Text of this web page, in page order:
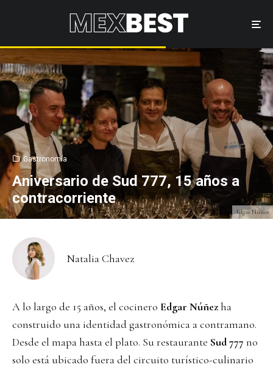
Edgar Núñez
Gastronomía
Aniversario de Sud 777, 15 años a
contracorriente
Natalia Chavez
A lo largo de 15 años, el cocinero Edgar Núñezha
construido una identidad gastronómica a contramano.
Desde el mapa hasta el plato. Su restaurante Sud 777 no
solo está ubicado fuera del circuito turístico-culinario